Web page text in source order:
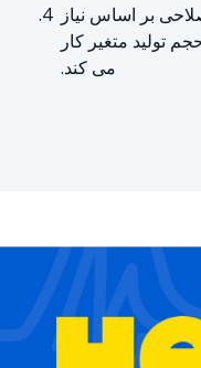
بر اساس نیاز
تولید متغیر کار
می کند.